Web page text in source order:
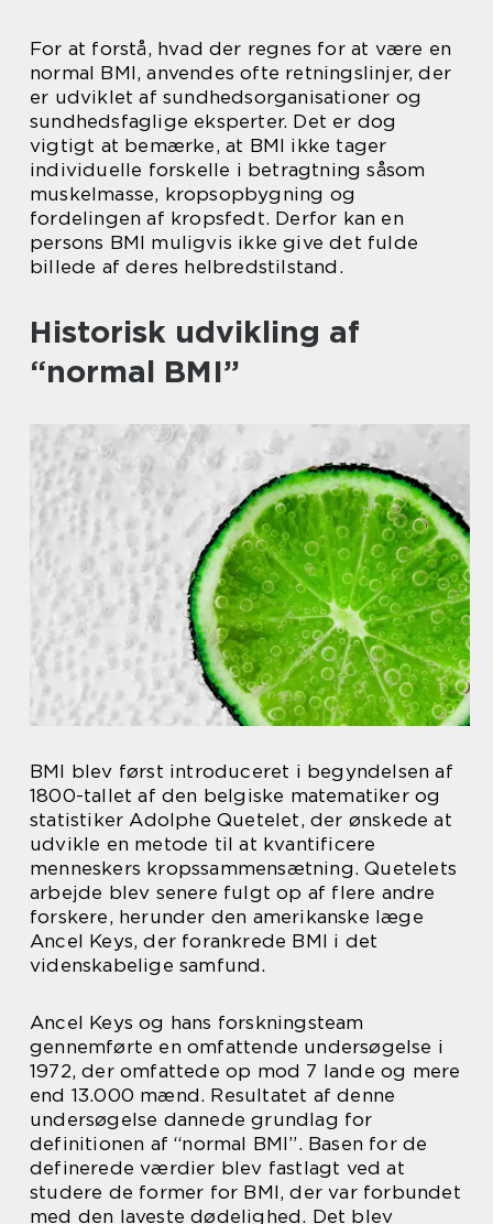
For at forstå, hvad der regnes for at være en
normal BMI, anvendes ofte retningslinjer, der
er udviklet af sundhedsorganisationer og
sundhedsfaglige eksperter. Det er dog
vigtigt at bemærke, at BMI ikke tager
individuelle forskelle i betragtning såsom
muskelmasse, kropsopbygning og
fordelingen af kropsfedt. Derfor kan en
persons BMI muligvis ikke give det fulde
billede af deres helbredstilstand.
Historisk udvikling af
“normal BMI”
BMI blev først introduceret i begyndelsen af
1800-tallet af den belgiske matematiker og
statistiker Adolphe Quetelet, der ønskede at
udvikle en metode til at kvantificere
menneskers kropssammensætning. Quetelets
arbejde blev senere fulgt op af flere andre
forskere, herunder den amerikanske læge
Ancel Keys, der forankrede BMI i det
videnskabelige samfund.
Ancel Keys og hans forskningsteam
gennemførte en omfattende undersøgelse i
1972, der omfattede op mod 7 lande og mere
end 13.000 mænd. Resultatet af denne
undersøgelse dannede grundlag for
definitionen af “normal BMI”. Basen for de
definerede værdier blev fastlagt ved at
studere de former for BMI, der var forbundet
med den laveste dødelighed. Det blev